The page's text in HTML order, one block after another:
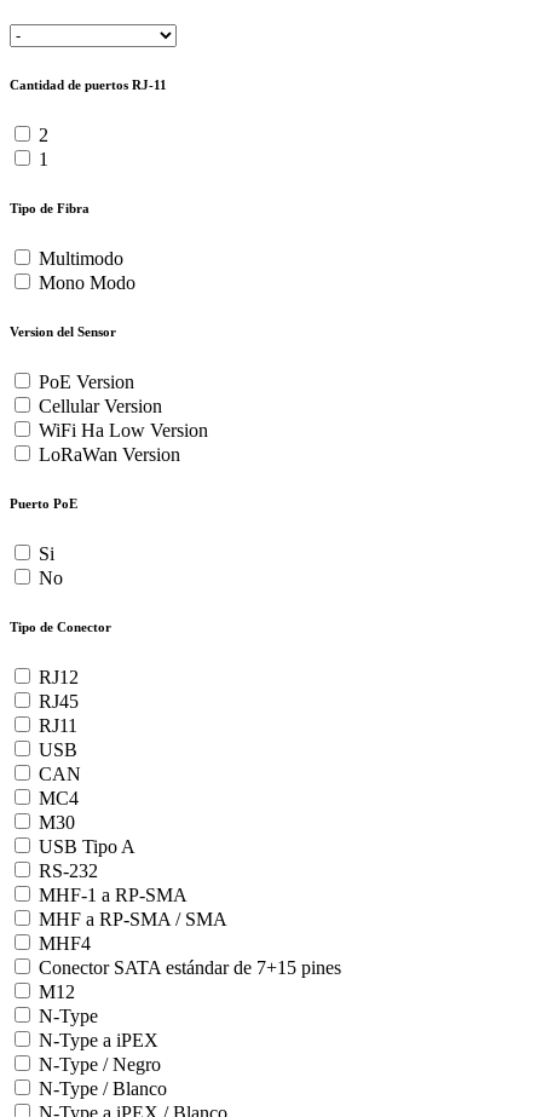
Cantidad de puertos RJ-11
2
1
Tipo de Fibra
Multimodo
Mono Modo
Version del Sensor
PoE Version
Cellular Version
WiFi Ha Low Version
LoRaWan Version
Puerto PoE
Si
No
Tipo de Conector
RJ12
RJ45
RJ11
USB
CAN
MC4
M30
USB Tipo A
RS-232
MHF-1 a RP-SMA
MHF a RP-SMA / SMA
MHF4
Conector SATA estándar de 7+15 pines
M12
N-Type
N-Type a iPEX
N-Type / Negro
N-Type / Blanco